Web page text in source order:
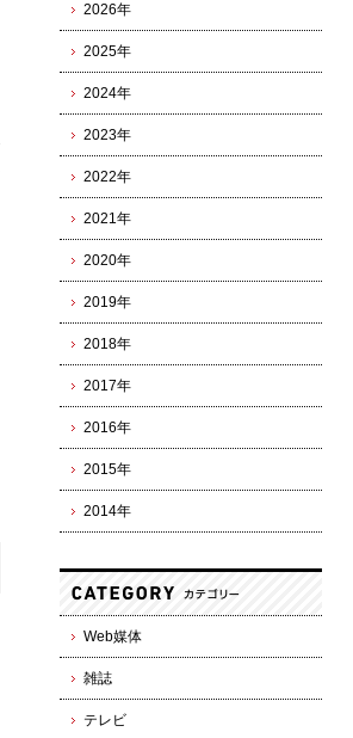
2026年
2025年
2024年
2023年
2022年
2021年
2020年
2019年
2018年
2017年
2016年
2015年
2014年
Web媒体
雑誌
テレビ